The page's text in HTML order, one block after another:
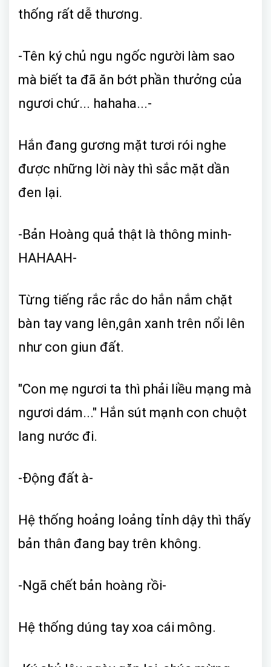
thống rất dễ thương.
-Tên ký chủ ngu ngốc người làm sao
mà biết ta đã ăn bớt phần thưởng của
ngươi chứ... hahaha...-
Hắn đang gương mặt tươi rói nghe
được những lời này thì sắc mặt dần
đen lại.
-Bản Hoàng quả thật là thông minh-
HAHAAH-
Từng tiếng rắc rắc do hắn nắm chặt
bàn tay vang lên,gân xanh trên nổi lên
như con giun đất.
"Con mẹ ngươi ta thì phải liều mạng mà
ngươi dám..." Hắn sút mạnh con chuột
lang nước đi.
-Động đất à-
Hệ thống hoảng loảng tỉnh dậy thì thấy
bản thân đang bay trên không.
-Ngã chết bản hoàng rồi-
Hệ thống dúng tay xoa cái mông.